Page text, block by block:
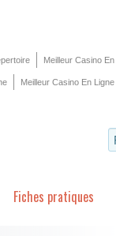
Meilleur Casino
Meilleur Casino En Ligne
Fiches pratiques